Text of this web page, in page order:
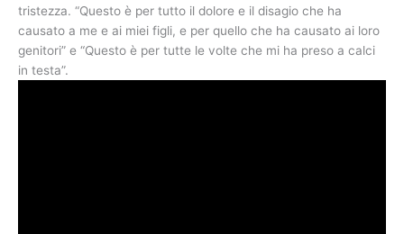
tristezza. “Questo è per tutto il dolore e il disagio che ha
causato a me e ai miei figli, e per quello che ha causato ai loro
genitori” e “Questo è per tutte le volte che mi ha preso a calci
in testa”.